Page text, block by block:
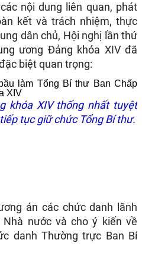
nội dung liên quan, phát
kết và trách nhiệm, thực
dân chủ, Hội nghị lần thứ
ương Đảng khóa XIV đã
biệt quan trọng:
khóa XIV thống nhất tuyệt
tục giữ chức Tổng Bí thư.
án các chức danh lãnh
nước và cho ý kiến về
danh Thường trực Ban Bí